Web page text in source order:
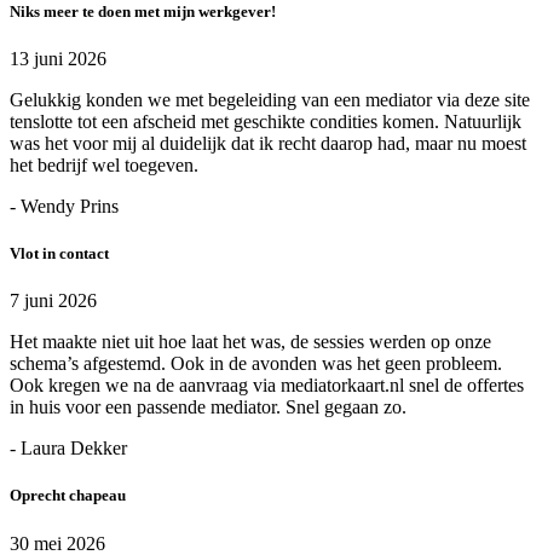
Niks meer te doen met mijn werkgever!
13 juni 2026
Gelukkig konden we met begeleiding van een mediator via deze site
tenslotte tot een afscheid met geschikte condities komen. Natuurlijk
was het voor mij al duidelijk dat ik recht daarop had, maar nu moest
het bedrijf wel toegeven.
- Wendy Prins
Vlot in contact
7 juni 2026
Het maakte niet uit hoe laat het was, de sessies werden op onze
schema’s afgestemd. Ook in de avonden was het geen probleem.
Ook kregen we na de aanvraag via mediatorkaart.nl snel de offertes
in huis voor een passende mediator. Snel gegaan zo.
- Laura Dekker
Oprecht chapeau
30 mei 2026